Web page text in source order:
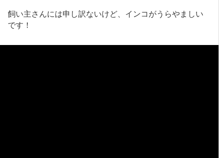
飼い主さんには申し訳ないけど、インコがうらやましい
です！